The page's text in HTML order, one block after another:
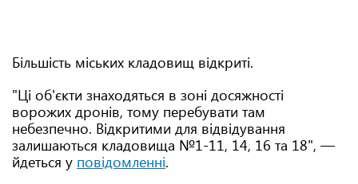
Більшість міських кладовищ відкриті.
"Ці об'єкти знаходяться в зоні досяжності
ворожих дронів, тому перебувати там
небезпечно. Відкритими для відвідування
залишаються кладовища №1-11, 14, 16 та 18", —
йдеться у повідомленні.